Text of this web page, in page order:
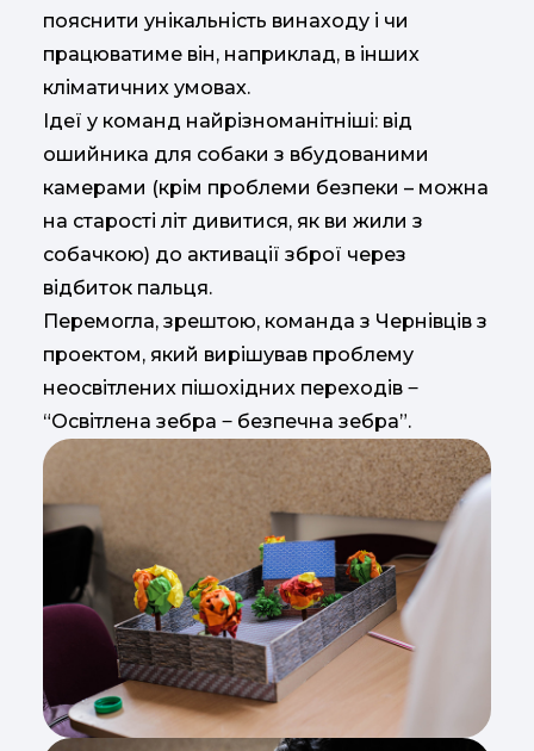
пояснити унікальність винаходу і чи
працюватиме він, наприклад, в інших
кліматичних умовах.
Ідеї у команд найрізноманітніші: від
ошийника для собаки з вбудованими
камерами (крім проблеми безпеки – можна
на старості літ дивитися, як ви жили з
собачкою) до активації зброї через
відбиток пальця.
Перемогла, зрештою, команда з Чернівців з
проектом, який вирішував проблему
неосвітлених пішохідних переходів ‒
“Освітлена зебра ‒ безпечна зебра”.